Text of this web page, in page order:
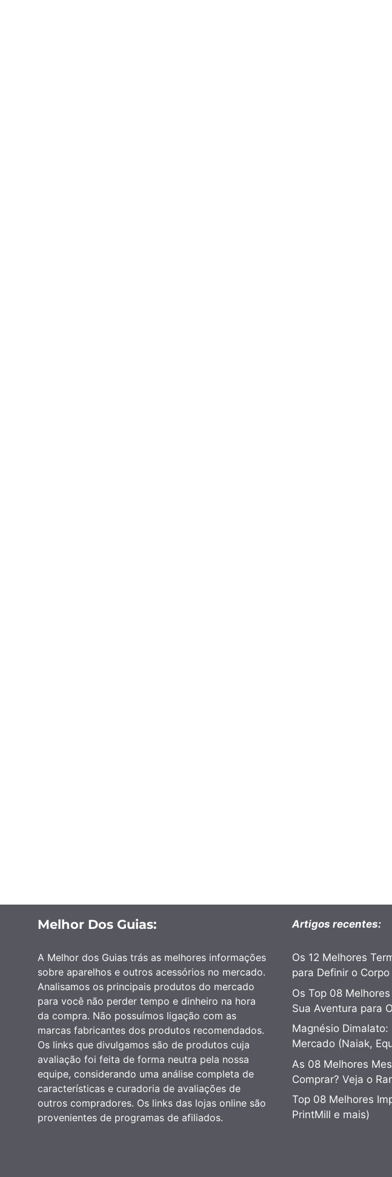
Melhor Dos Guias:
A Melhor dos Guias trás as melhores informações
sobre aparelhos e outros acessórios no mercado.
Analisamos os principais produtos do mercado
para você não perder tempo e dinheiro na hora
da compra. Não possuímos ligação com as
marcas fabricantes dos produtos recomendados.
Os links que divulgamos são de produtos cuja
avaliação foi feita de forma neutra pela nossa
equipe, considerando uma análise completa de
características e curadoria de avaliações de
outros compradores. Os links das lojas online são
provenientes de programas de afiliados.
Artigos recentes:
Os 12 Melhores
para Definir o Corpo
Os Top 08
Sua Aventura para
Magnésio
Mercado (Naiak,
As 08 Melhores
Comprar? Veja o
Top 08 Melhores
PrintMill e mais)